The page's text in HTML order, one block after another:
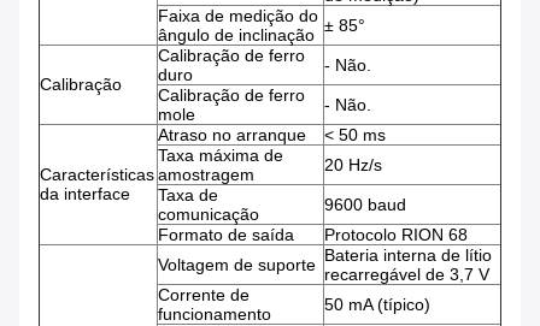
Faixa de medição do
ângulo de inclinação ± 85°
Calibração
Calibração de ferro
duro
- Não.
Calibração de ferro
mole
- Não.
Características
da interface
Atraso no arranque
< 50 ms
Taxa máxima de
amostragem
20 Hz/s
Taxa de
comunicação
9600 baud
Formato de saída
Protocolo RION 68
Voltagem de suporte Bateria interna de lítio
recarregável de 3,7 V
Corrente de
funcionamento
50 mA (típico)